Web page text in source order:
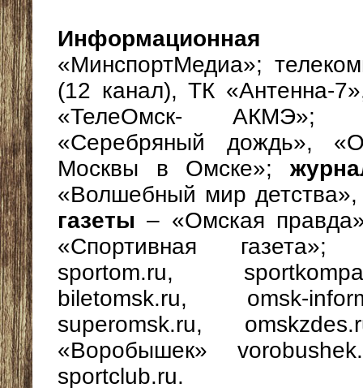
«МинспортМедиа»;
(12 канал), ТК
«ТелеОмск-
«Серебряный дождь»,
Москвы в Омске»;
«Волшебный мир
газеты – «Омская
«Спортивная
sportom.ru,
biletomsk.ru, omsk-
superomsk.ru,
«Воробышек»
sportclub.ru.